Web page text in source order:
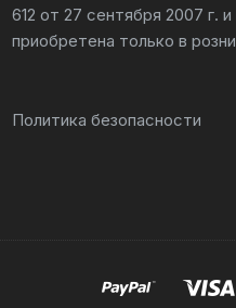
612 от 27 сентября 2007 г.
приобретена только в
Политика безопасности